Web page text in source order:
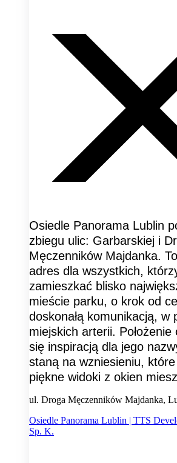
Osiedle Panorama Lublin
zbiegu ulic: Garbarskiej i
Męczenników Majdanka.
adres dla wszystkich,
zamieszkać blisko
mieście parku, o krok od
doskonałą komunikacją, w
miejskich arterii. Położenie
się inspiracją dla jego
staną na wzniesieniu,
piękne widoki z okien
ul. Droga Męczenników Majdanka,
Osiedle Panorama Lublin | TTS
Sp. K.